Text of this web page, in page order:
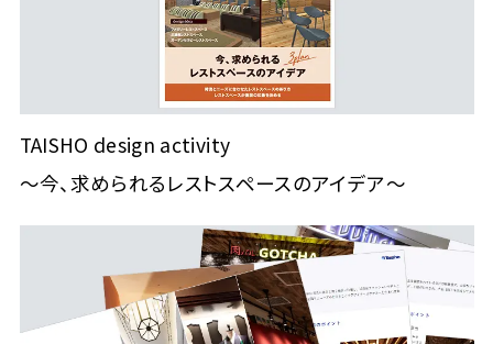
TAISHO design activity
～今、求められるレストスペースのアイデア～